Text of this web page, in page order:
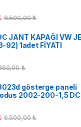
8.500,00₺
JANT KAPAĞI VW
92) 1adet FİYATI
₺
gösterge paneli
2002-200-1,5
6.500,00₺